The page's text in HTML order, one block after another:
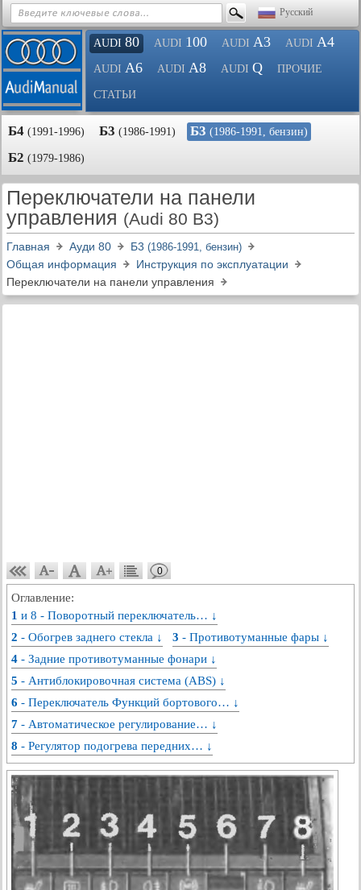
Русский
AUDI 80 AUDI 100 AUDI A3 AUDI A4
AUDI A6 AUDI A8 AUDI Q ПРОЧИЕ
СТАТЬИ
Б4 (1991-1996) Б3 (1986-1991) Б3 (1986-1991, бензин)
Б2 (1979-1986)
Переключатели на панели
управления (Audi 80 B3)
Главная Ауди 80 Б3 (1986-1991, бензин)
Общая информация
Инструкция по эксплуатации
Переключатели на панели управления
0
Оглавление:
1 и 8 - Поворотный переключатель… ↓
2 - Обогрев заднего стекла ↓
3 - Противотуманные фары ↓
4 - Задние противотуманные фонари ↓
5 - Антиблокировочная система (ABS) ↓
6 - Переключатель Функций бортового… ↓
7 - Автоматическое регулирование… ↓
8 - Регулятор подогрева передних… ↓